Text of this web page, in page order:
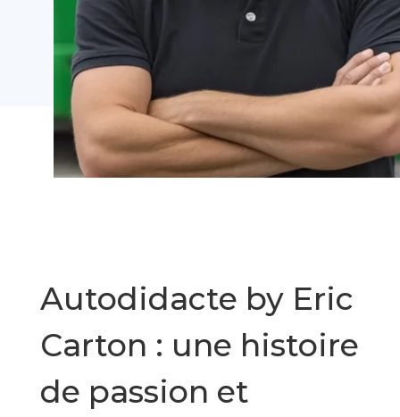
Autodidacte by Eric
Carton : une histoire
de passion et